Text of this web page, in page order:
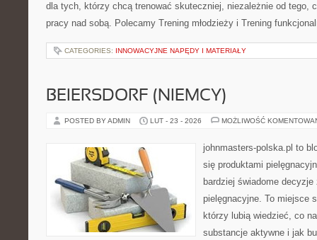
dla tych, którzy chcą trenować skuteczniej, niezależnie od tego,
pracy nad sobą. Polecamy Trening młodzieży i Trening
CATEGORIES: INNOWACYJNE NAPĘDY I MATERIAŁY
BEIERSDORF (NIEMCY)
POSTED BY ADMIN LUT - 23 - 2026 MOŻLIWOŚĆ
johnmasters-polska.pl to
się produktami
bardziej świadome decyzje
pielęgnacyjne. To miejsce
którzy lubią wiedzieć, co
substancje aktywne i jak